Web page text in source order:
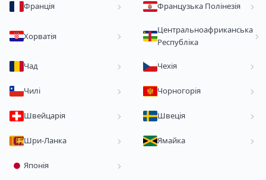
Франція Французька Полінезія
Хорватія
Центральноафриканська
Республіка
Чад Чехія
Чилі Чорногорія
Швейцарія Швеція
Шри-Ланка Ямайка
Японія